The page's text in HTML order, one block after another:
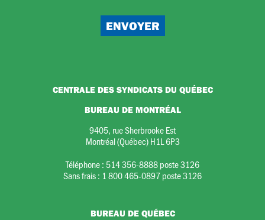
CENTRALE DES SYNDICATS DU QUÉBEC
BUREAU DE MONTRÉAL
9405, rue Sherbrooke Est
Montréal (Québec) H1L 6P3
Téléphone : 514 356-8888 poste 3126
Sans frais : 1 800 465-0897 poste 3126
BUREAU DE QUÉBEC